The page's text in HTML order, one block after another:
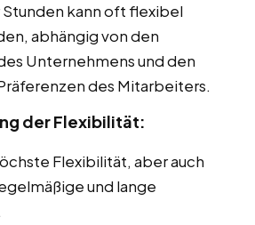
kann oft flexibel
abhängig von den
Unternehmens und den
des Mitarbeiters.
der Flexibilität:
Flexibilität, aber auch
und lange